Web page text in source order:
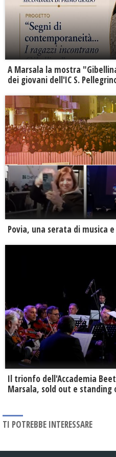
A Marsala la mostra
dei giovani dell'IC S.
Povia, una serata di musica
Il trionfo dell'Accademia
Marsala, sold out e standing
TI POTREBBE INTERESSARE